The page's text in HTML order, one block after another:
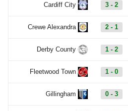
Cardiff City 3 - 2
Crewe Alexandra 2 - 1
Derby County 1 - 2
Fleetwood Town 1 - 0
Gillingham 0 - 3